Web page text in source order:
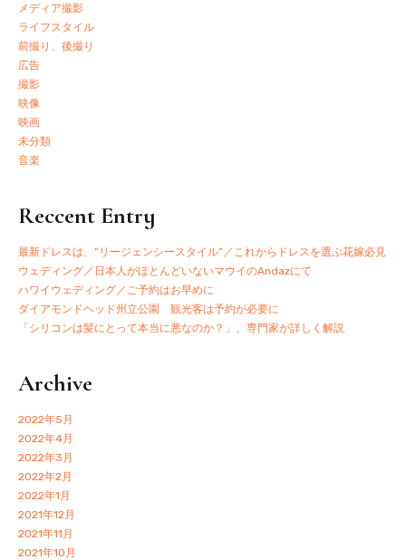
メディア撮影
ライフスタイル
前撮り、後撮り
広告
撮影
映像
映画
未分類
音楽
Reccent Entry
最新ドレスは、”リージェンシースタイル”／これからドレスを選ぶ花嫁必見
ウェディング／日本人がほとんどいないマウイのAndazにて
ハワイウェディング／ご予約はお早めに
ダイアモンドヘッド州立公園 観光客は予約が必要に
「シリコンは髪にとって本当に悪なのか？」、専門家が詳しく解説
Archive
2022年5月
2022年4月
2022年3月
2022年2月
2022年1月
2021年12月
2021年11月
2021年10月